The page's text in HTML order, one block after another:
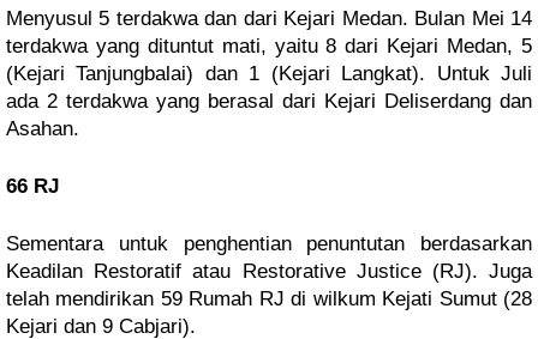
Menyusul 5 terdakwa dan dari Kejari Medan. Bulan Mei 14
terdakwa yang dituntut mati, yaitu 8 dari Kejari Medan, 5
(Kejari Tanjungbalai) dan 1 (Kejari Langkat). Untuk Juli
ada 2 terdakwa yang berasal dari Kejari Deliserdang dan
Asahan.
66 RJ
Sementara untuk penghentian penuntutan berdasarkan
Keadilan Restoratif atau Restorative Justice (RJ). Juga
telah mendirikan 59 Rumah RJ di wilkum Kejati Sumut (28
Kejari dan 9 Cabjari).